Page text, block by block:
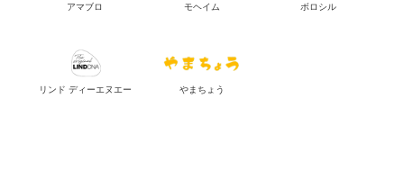
アマブロ モヘイム ボロシル
リンド ディーエヌエー やまちょう